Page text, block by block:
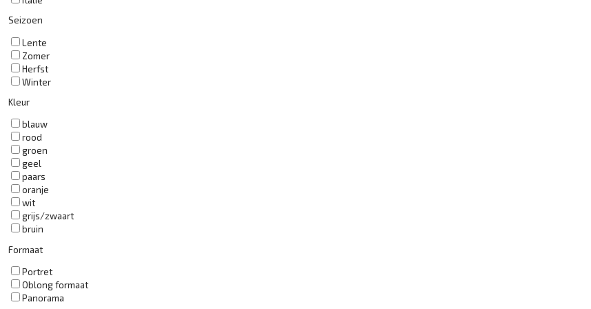
Seizoen
Lente
Zomer
Herfst
Winter
Kleur
blauw
rood
groen
geel
paars
oranje
wit
grijs/zwaart
bruin
Formaat
Portret
Oblong formaat
Panorama